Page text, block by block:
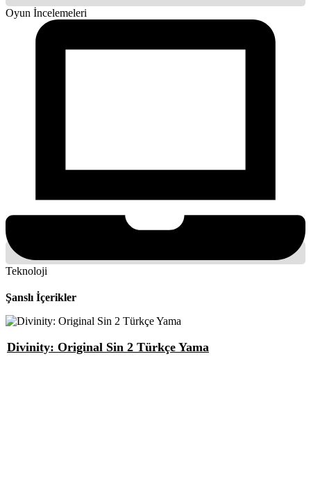
Oyun İncelemeleri
Teknoloji
Şanslı İçerikler
Divinity: Original Sin 2 Türkçe Yama